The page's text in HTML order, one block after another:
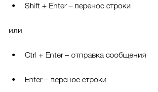
Shift + Enter – перенос строки
или
Ctrl + Enter – отправка сообщения
Enter – перенос строки